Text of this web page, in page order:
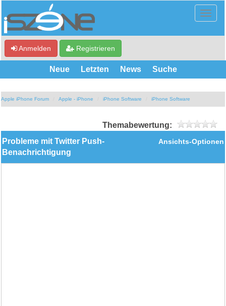
Anmelden Registrieren
Neue Letzten News Suche
Apple iPhone Forum Apple - iPhone iPhone Software iPhone Software
Themabewertung:
Ansichts-Optionen
Probleme mit Twitter Push-
Benachrichtigung